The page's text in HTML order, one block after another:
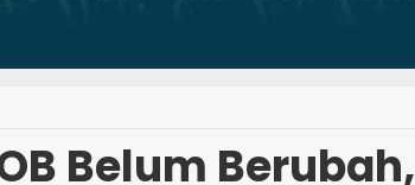
Belum Berubah,